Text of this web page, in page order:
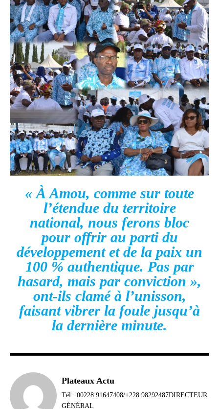
« À Amou, comme sur toute
l’étendue du territoire
national, nous ferons bloc
pour offrir au parti du
développement et de la paix un
100 % authentique. Pas par
hasard, mais par conviction »,
ont-ils clamé à l’unisson,
faisant vibrer la foule jusqu’à
la dernière minute.
Plateaux Actu
Tél : 00228 91647408/+228 98292487DIRECTEUR
GÉNÉRAL